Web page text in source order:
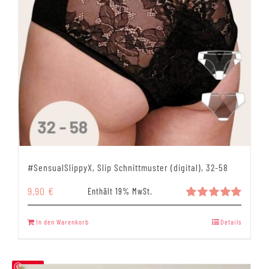
#SensualSlippyX, Slip Schnittmuster (digital), 32-58
Bewertet
5.00
9,90 € Enthält 19% MwSt.
In den Warenkorb Details
Save